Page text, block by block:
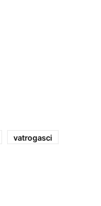
vatrogasci